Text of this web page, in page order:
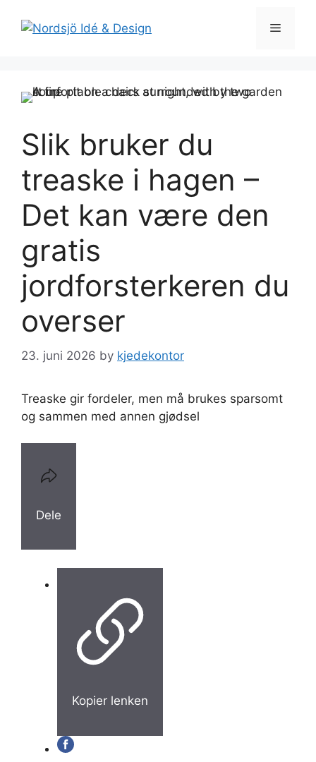
Menu
Slik bruker du
treaske i hagen –
Det kan være den
gratis
jordforsterkeren du
overser
23. juni 2026 by kjedekontor
Treaske gir fordeler, men må brukes sparsomt
og sammen med annen gjødsel
Dele
Kopier lenken